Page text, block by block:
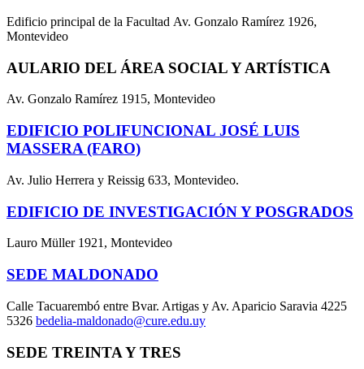
Edificio principal de la Facultad Av. Gonzalo Ramírez 1926,
Montevideo
AULARIO DEL ÁREA SOCIAL Y ARTÍSTICA
Av. Gonzalo Ramírez 1915, Montevideo
EDIFICIO POLIFUNCIONAL JOSÉ LUIS
MASSERA (FARO)
Av. Julio Herrera y Reissig 633, Montevideo.
EDIFICIO DE INVESTIGACIÓN Y POSGRADOS
Lauro Müller 1921, Montevideo
SEDE MALDONADO
Calle Tacuarembó entre Bvar. Artigas y Av. Aparicio Saravia 4225
5326 bedelia-maldonado@cure.edu.uy
SEDE TREINTA Y TRES